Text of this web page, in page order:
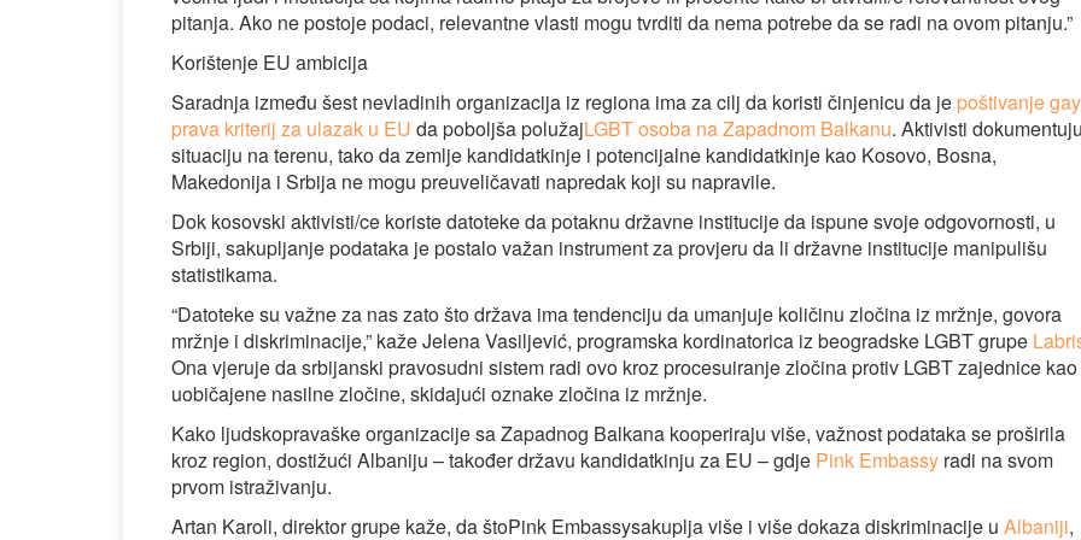
pitanja. Ako ne postoje podaci, relevantne vlasti mogu tvrditi da nema potrebe da se radi na ovom pitanju.”
Korištenje EU ambicija
Saradnja između šest nevladinih organizacija iz regiona ima za cilj da koristi činjenicu da je poštivanje gay
prava kriterij za ulazak u EU da poboljša polužajLGBT osoba na Zapadnom Balkanu. Aktivisti dokumentuju
situaciju na terenu, tako da zemlje kandidatkinje i potencijalne kandidatkinje kao Kosovo, Bosna,
Makedonija i Srbija ne mogu preuveličavati napredak koji su napravile.
Dok kosovski aktivisti/ce koriste datoteke da potaknu državne institucije da ispune svoje odgovornosti, u
Srbiji, sakupljanje podataka je postalo važan instrument za provjeru da li državne institucije manipulišu
statistikama.
“Datoteke su važne za nas zato što država ima tendenciju da umanjuje količinu zločina iz mržnje, govora
mržnje i diskriminacije,” kaže Jelena Vasiljević, programska kordinatorica iz beogradske LGBT grupe
Ona vjeruje da srbijanski pravosudni sistem radi ovo kroz procesuiranje zločina protiv LGBT zajednice kao
uobičajene nasilne zločine, skidajući oznake zločina iz mržnje.
Kako ljudskopravaške organizacije sa Zapadnog Balkana kooperiraju više, važnost podataka se proširila
kroz region, dostižući Albaniju – također državu kandidatkinju za EU – gdje Pink Embassy radi na svom
prvom istraživanju.
Artan Karoli, direktor grupe kaže, da štoPink Embassysakuplja više i više dokaza diskriminacije u Albaniji,